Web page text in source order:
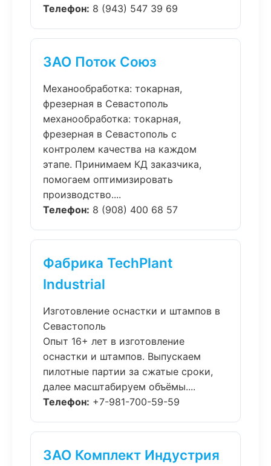
Телефон: 8 (943) 547 39 69
ЗАО Поток Союз
Механообработка: токарная,
фрезерная в Севастополь
механообработка: токарная,
фрезерная в Севастополь с
контролем качества на каждом
этапе. Принимаем КД заказчика,
помогаем оптимизировать
производство....
Телефон: 8 (908) 400 68 57
Фабрика TechPlant
Industrial
Изготовление оснастки и штампов в
Севастополь
Опыт 16+ лет в изготовление
оснастки и штампов. Выпускаем
пилотные партии за сжатые сроки,
далее масштабируем объёмы....
Телефон: +7-981-700-59-59
ЗАО Комплект Индустрия